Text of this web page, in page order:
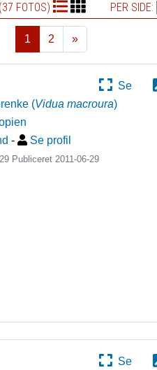
FOTOS) PER SIDE:
1 2
»
Næste
Se
(Vidua macroura)
- Se profil
Publiceret2011-06-29
Se